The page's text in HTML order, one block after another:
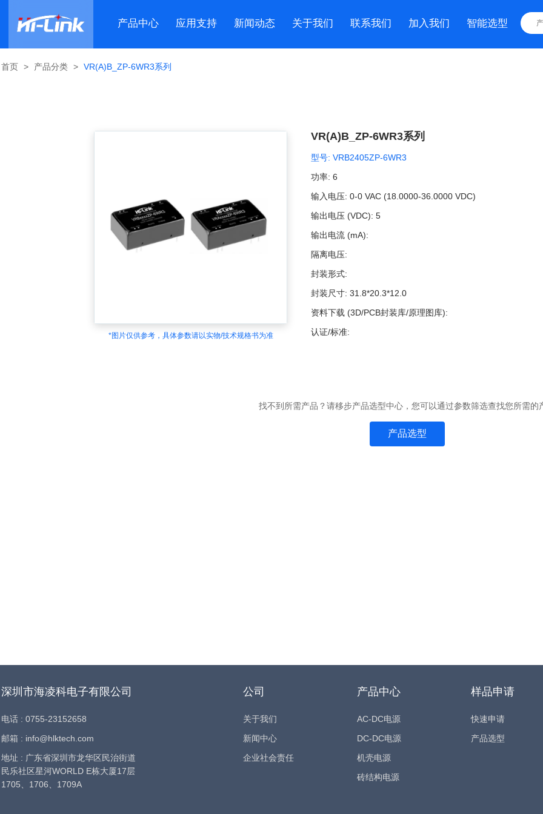
产品中心 应用支持 新闻动态 关于我们 联系我们 加入我们 智能选型
首页 > 产品分类 > VR(A)B_ZP-6WR3系列
*图片仅供参考，具体参数请以实物/技术规格书为准
VR(A)B_ZP-6WR3系列
型号: VRB2405ZP-6WR3
功率:6
输入电压:0-0 VAC (18.0000-36.0000 VDC)
输出电压 (VDC): 5
输出电流 (mA):
隔离电压:
封装形式:
封装尺寸:31.8*20.3*12.0
资料下载 (3D/PCB封装库/原理图库):
认证/标准:
找不到所需产品？请移步产品选型中心，您可以通过参数筛选查找您所需的
产品选型
深圳市海凌科电子有限公司
电话 : 0755-23152658
邮箱 : info@hlktech.com
地址 : 广东省深圳市龙华区民治街道
民乐社区星河WORLD E栋大厦17层
1705、1706、1709A
公司
关于我们
新闻中心
企业社会责任
产品中心
AC-DC电源
DC-DC电源
机壳电源
砖结构电源
样品申请
快速申请
产品选型